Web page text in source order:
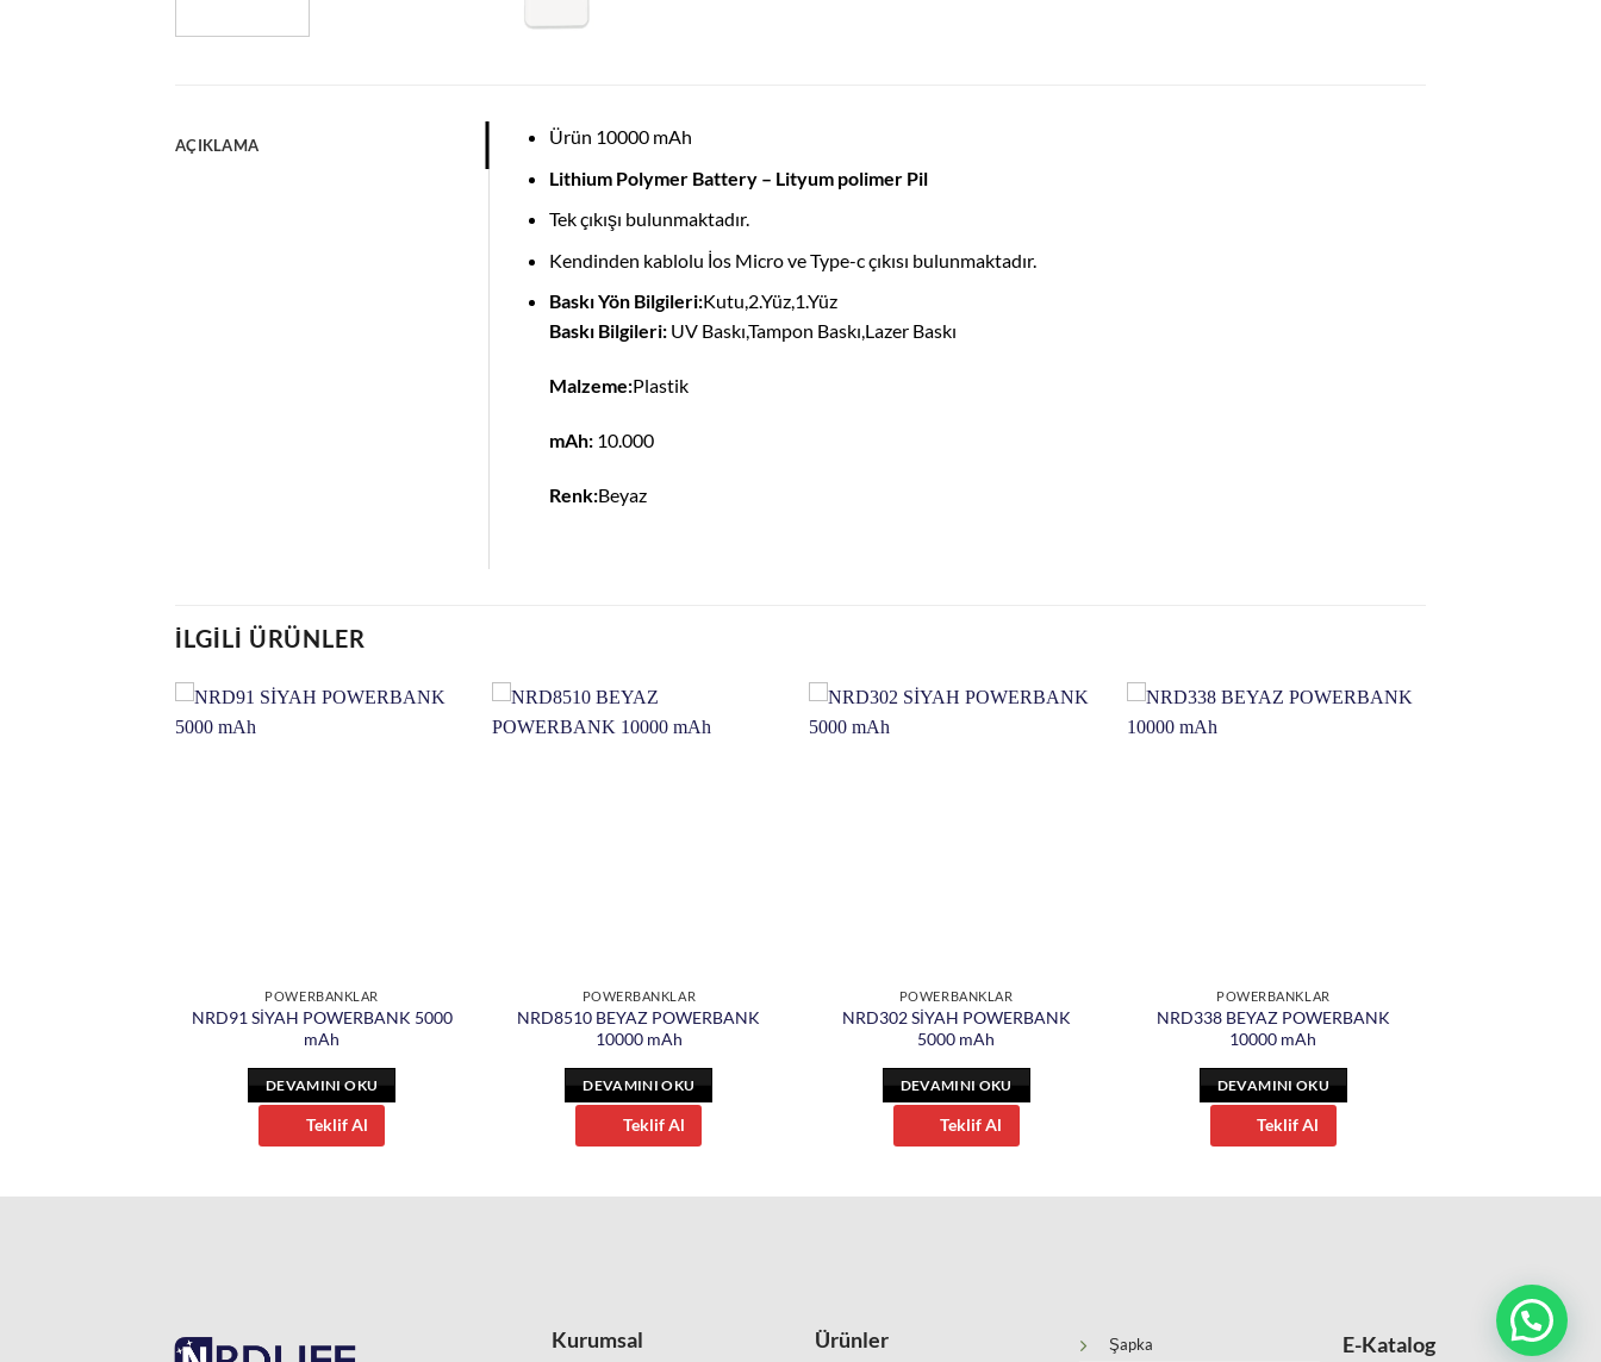
AÇIKLAMA
Ürün 10000 mAh
Lithium Polymer Battery – Lityum polimer Pil
Tek çıkışı bulunmaktadır.
Kendinden kablolu İos Micro ve Type-c çıkısı bulunmaktadır.
Baskı Yön Bilgileri:Kutu,2.Yüz,1.Yüz
Baskı Bilgileri: UV Baskı,Tampon Baskı,Lazer Baskı
Malzeme:Plastik
mAh: 10.000
Renk:Beyaz
İLGILI ÜRÜNLER
POWERBANKLAR
NRD91 SİYAH POWERBANK 5000
mAh
DEVAMINI OKU
Teklif Al
POWERBANKLAR
NRD8510 BEYAZ POWERBANK
10000 mAh
DEVAMINI OKU
Teklif Al
POWERBANKLAR
NRD302 SİYAH POWERBANK
5000 mAh
DEVAMINI OKU
Teklif Al
POWERBANKLAR
NRD338 BEYAZ POWERBANK
10000 mAh
DEVAMINI OKU
Teklif Al
Kurumsal Ürünler Şapka E-Katalog